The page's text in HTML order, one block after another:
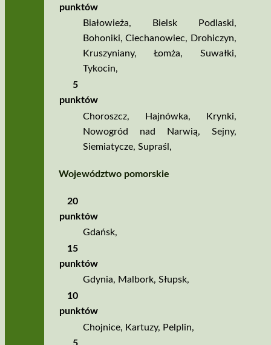
punktów
Białowieża, Bielsk Podlaski,
Bohoniki,Ciechanowiec, Drohiczyn,
Kruszyniany,Łomża, Suwałki,
Tykocin,
5
punktów
Choroszcz, Hajnówka, Krynki,
Nowogród nad Narwią, Sejny,
Siemiatycze, Supraśl,
Województwo pomorskie
20
punktów
Gdańsk,
15
punktów
Gdynia, Malbork, Słupsk,
10
punktów
Chojnice, Kartuzy, Pelplin,